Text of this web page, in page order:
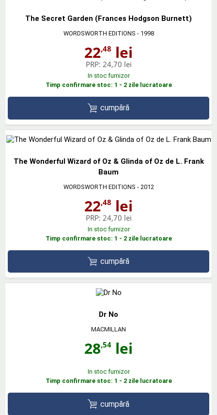
The Secret Garden (Frances Hodgson Burnett)
WORDSWORTH EDITIONS - 1998
22,48 lei
PRP: 24,70 lei
In stoc furnizor
Timp confirmare stoc: 1 - 2 zile lucratoare
cumpără
The Wonderful Wizard of Oz & Glinda of Oz de L. Frank
Baum
WORDSWORTH EDITIONS - 2012
22,48 lei
PRP: 24,70 lei
In stoc furnizor
Timp confirmare stoc: 1 - 2 zile lucratoare
cumpără
Dr No
MACMILLAN
28,54 lei
In stoc furnizor
Timp confirmare stoc: 1 - 2 zile lucratoare
cumpără